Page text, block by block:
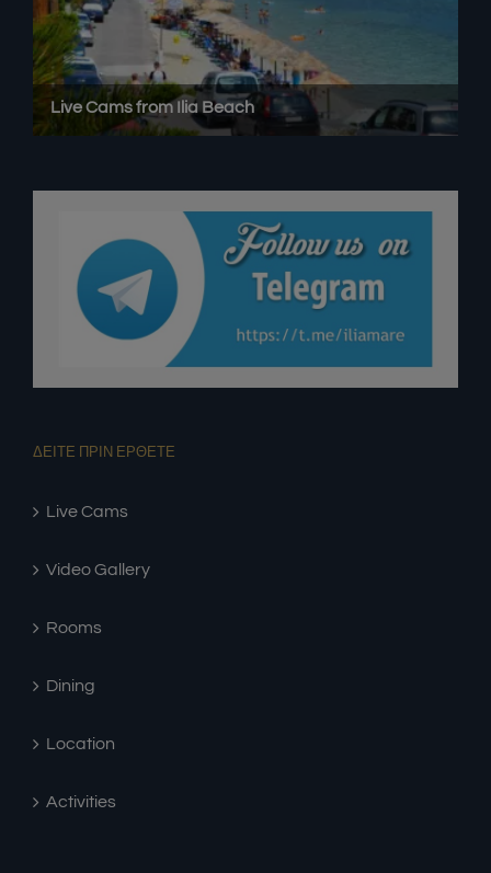
ΔΕΙΤΕ ΠΡΙΝ ΕΡΘΕΤΕ
Live Cams
Video Gallery
Rooms
Dining
Location
Activities